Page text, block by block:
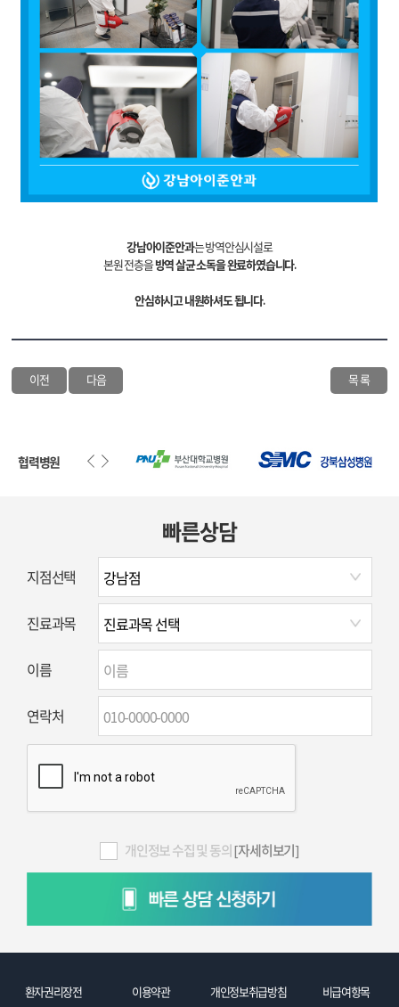
강남아이준안과는 방역안심시설로
본원 전층을방역 살균 소독을 완료하였습니다.
안심하시고 내원하셔도 됩니다.
이전 다음 목 록
협력병원
빠른상담
지점선택
진료과목
이름
연락처
개인정보 수집 및 동의[자세히보기]
환자권리장전 이용약관 개인정보취급방침 비급여항목